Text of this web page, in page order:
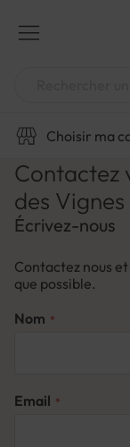
contenu
Choisir ma
Contactez
des
Écrivez-nous
Contactez nous
que possible.
Nom
Email